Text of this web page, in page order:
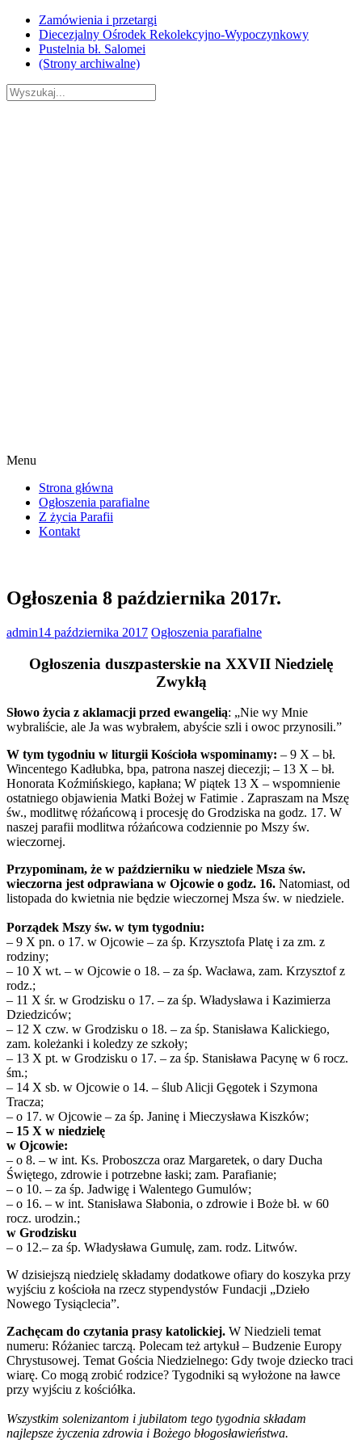
Skip
content
Zamówienia i przetargi
Diecezjalny Ośrodek Rekolekcyjno-Wypoczynkowy
Pustelnia bł. Salomei
(Strony archiwalne)
Menu
Strona główna
Ogłoszenia parafialne
Z życia Parafii
Kontakt
Ogłoszenia 8 października 2017r.
admin14 października 2017 Ogłoszenia parafialne
Ogłoszenia duszpasterskie na XXVII Niedzielę
Zwykłą
Słowo życia z aklamacji przed ewangelią: „Nie wy Mnie
wybraliście, ale Ja was wybrałem, abyście szli i owoc przynosili.”
W tym tygodniu w liturgii Kościoła wspominamy: – 9 X – bł.
Wincentego Kadłubka, bpa, patrona naszej diecezji; – 13 X – bł.
Honorata Koźmińskiego, kapłana; W piątek 13 X – wspomnienie
ostatniego objawienia Matki Bożej w Fatimie . Zapraszam na Mszę
św., modlitwę różańcową i procesję do Grodziska na godz. 17. W
naszej parafii modlitwa różańcowa codziennie po Mszy św.
wieczornej.
Przypominam, że w październiku w niedziele Msza św.
wieczorna jest odprawiana w Ojcowie o godz. 16. Natomiast, od
listopada do kwietnia nie będzie wieczornej Msza św. w niedziele.
Porządek Mszy św. w tym tygodniu:
– 9 X pn. o 17. w Ojcowie – za śp. Krzysztofa Platę i za zm. z
rodziny;
– 10 X wt. – w Ojcowie o 18. – za śp. Wacława, zam. Krzysztof z
rodz.;
– 11 X śr. w Grodzisku o 17. – za śp. Władysława i Kazimierza
Dziedziców;
– 12 X czw. w Grodzisku o 18. – za śp. Stanisława Kalickiego,
zam. koleżanki i koledzy ze szkoły;
– 13 X pt. w Grodzisku o 17. – za śp. Stanisława Pacynę w 6 rocz.
śm.;
– 14 X sb. w Ojcowie o 14. – ślub Alicji Gęgotek i Szymona
Tracza;
– o 17. w Ojcowie – za śp. Janinę i Mieczysława Kiszków;
– 15 X w niedzielę
w Ojcowie:
– o 8. – w int. Ks. Proboszcza oraz Margaretek, o dary Ducha
Świętego, zdrowie i potrzebne łaski; zam. Parafianie;
– o 10. – za śp. Jadwigę i Walentego Gumulów;
– o 16. – w int. Stanisława Słabonia, o zdrowie i Boże bł. w 60
rocz. urodzin.;
w Grodzisku
– o 12.– za śp. Władysława Gumulę, zam. rodz. Litwów.
W dzisiejszą niedzielę składamy dodatkowe ofiary do koszyka przy
wyjściu z kościoła na rzecz stypendystów Fundacji „Dzieło
Nowego Tysiąclecia”.
Zachęcam do czytania prasy katolickiej. W Niedzieli temat
numeru: Różaniec tarczą. Polecam też artykuł – Budzenie Europy
Chrystusowej. Temat Gościa Niedzielnego: Gdy twoje dziecko traci
wiarę. Co mogą zrobić rodzice? Tygodniki są wyłożone na ławce
przy wyjściu z kościółka.
Wszystkim solenizantom i jubilatom tego tygodnia składam
najlepsze życzenia zdrowia i Bożego błogosławieństwa.